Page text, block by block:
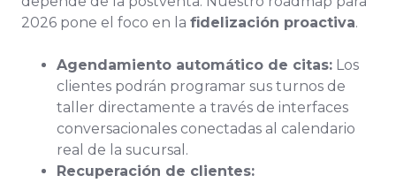
2026 pone el foco en la fidelización proactiva.
Agendamiento automático de citas: Los
clientes podrán programar sus turnos de
taller directamente a través de interfaces
conversacionales conectadas al calendario
real de la sucursal.
Recuperación de clientes: